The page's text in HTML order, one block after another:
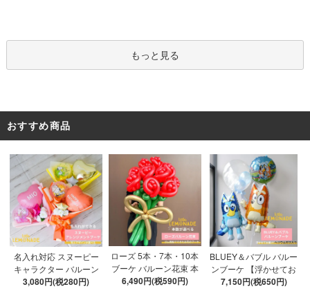
ツ52枚 推し活
もっと見る
おすすめ商品
名入れ対応 スヌーピー
キャラクター バルーン
ブーケ 選べる7種 【膨ら
3,080円(税280円)
ローズ 5本・7本・10本
ブーケ バルーン花束 本
数が選べる 【膨らませ
6,490円(税590円)
BLUEY＆バブル バルー
ンブーケ 【浮かせてお
届け】 ヘリウムガス入
7,150円(税650円)